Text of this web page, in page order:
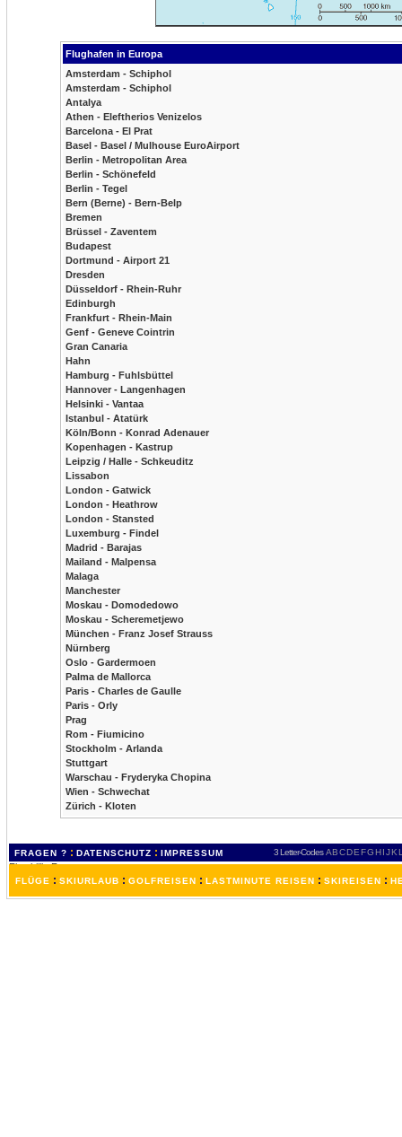
Flughafen in Europa
Amsterdam - Schiphol
Amsterdam - Schiphol
Antalya
Athen - Eleftherios Venizelos
Barcelona - El Prat
Basel - Basel / Mulhouse EuroAirport
Berlin - Metropolitan Area
Berlin - Schönefeld
Berlin - Tegel
Bern (Berne) - Bern-Belp
Bremen
Brüssel - Zaventem
Budapest
Dortmund - Airport 21
Dresden
Düsseldorf - Rhein-Ruhr
Edinburgh
Frankfurt - Rhein-Main
Genf - Geneve Cointrin
Gran Canaria
Hahn
Hamburg - Fuhlsbüttel
Hannover - Langenhagen
Helsinki - Vantaa
Istanbul - Atatürk
Köln/Bonn - Konrad Adenauer
Kopenhagen - Kastrup
Leipzig / Halle - Schkeuditz
Lissabon
London - Gatwick
London - Heathrow
London - Stansted
Luxemburg - Findel
Madrid - Barajas
Mailand - Malpensa
Malaga
Manchester
Moskau - Domodedowo
Moskau - Scheremetjewo
München - Franz Josef Strauss
Nürnberg
Oslo - Gardermoen
Palma de Mallorca
Paris - Charles de Gaulle
Paris - Orly
Prag
Rom - Fiumicino
Stockholm - Arlanda
Stuttgart
Warschau - Fryderyka Chopina
Wien - Schwechat
Zürich - Kloten
FRAGEN ? : DATENSCHUTZ : IMPRESSUM 3 Letter-Codes ABCDEFGH IJKL
FLÜGE : SKIURLAUB : GOLFREISEN : LASTMINUTE REISEN : SKIREISEN :